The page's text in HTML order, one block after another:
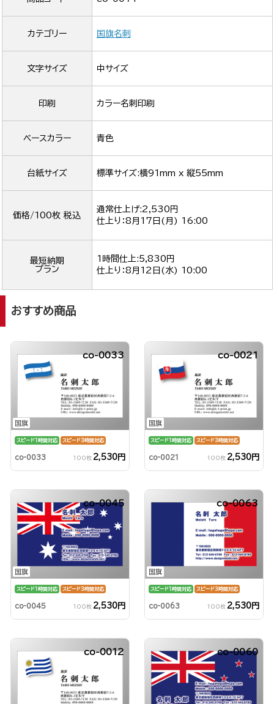
カテゴリー 国旗名刺
文字サイズ 中サイズ
印刷 カラー名刺印刷
ベースカラー 青色
台紙サイズ 標準サイズ:横91mm x 縦55mm
価格/100枚 税込
通常仕上げ:2,530円
仕上り：8月17日(月) 16:00
最短納期
プラン
1時間仕上:5,830円
仕上り：8月12日(水) 10:00
おすすめ商品
国旗
co-0033
スピード1時間対応 スピード3時間対応
co-0033 100枚 2,530円
国旗
co-0021
スピード1時間対応 スピード3時間対応
co-0021 100枚 2,530円
国旗
co-0045
スピード1時間対応 スピード3時間対応
co-0045 100枚 2,530円
国旗
co-0063
スピード1時間対応 スピード3時間対応
co-0063 100枚 2,530円
co-0012 co-0060